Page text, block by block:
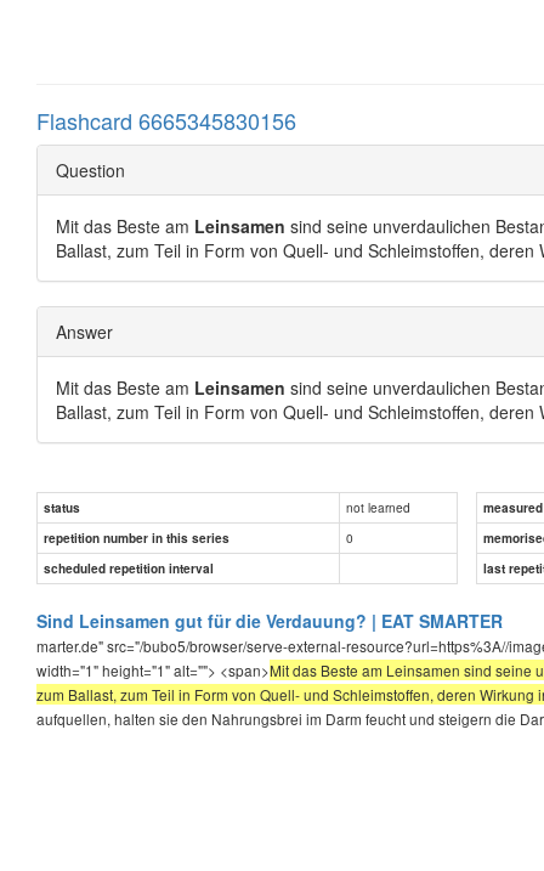
Flashcard 6665345830156
Question
Mit das Beste am Leinsamen sind seine unverdaulichen
Ballast, zum Teil in Form von Quell- und Schleimstoffen,
Answer
Mit das Beste am Leinsamen sind seine unverdaulichen
Ballast, zum Teil in Form von Quell- und Schleimstoffen,
status not learned
repetition number in this series
0
scheduled repetition interval
last
Sind Leinsamen gut für die Verdauung? | EAT SMARTER
marter.de" src="/bubo5/browser/serve-external-resource?url=https%3A//
width="1" height="1" alt=""> <span>Mit das Beste am Leinsamen sind seine
zum Ballast, zum Teil in Form von Quell- und Schleimstoffen, deren
aufquellen, halten sie den Nahrungsbrei im Darm feucht und steigern die